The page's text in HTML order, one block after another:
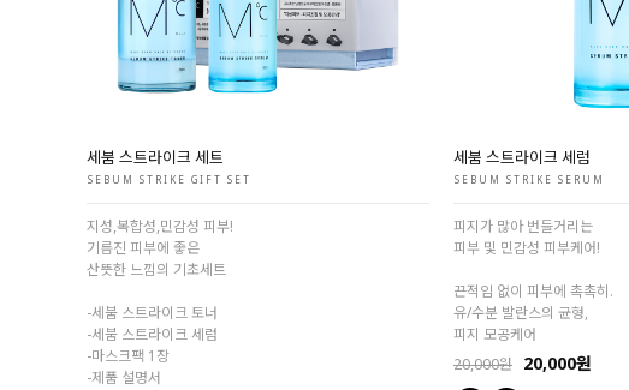
세붐 스트라이크 세트
SEBUM STRIKE GIFT SET
지성,복합성,민감성 피부!
기름진 피부에 좋은
산뜻한 느낌의 기초세트
-세붐 스트라이크 토너
-세붐 스트라이크 세럼
-마스크팩 1장
-제품 설명서
세붐 스트라이크 세럼
SEBUM STRIKE SERUM
피지가 많아 번들거리는
피부 및 민감성 피부케어!
끈적임 없이 피부에 촉촉히.
유/수분 발란스의 균형,
피지 모공케어
20,000원 20,000원